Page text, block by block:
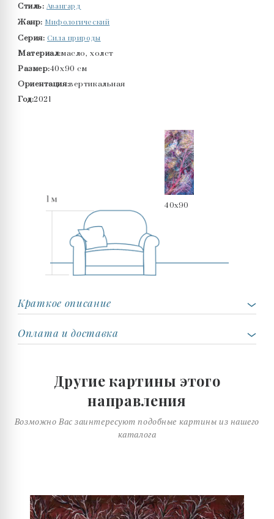
Стиль: Авангард
Жанр: Мифологический
Серия: Сила природы
Материал:масло, холст
Размер:40x90 см
Ориентация:вертикальная
Год:2021
40x90
Краткое описание
Оплата и доставка
Другие картины этого
направления
Возможно Вас заинтересуют подобные картины из нашего
каталога